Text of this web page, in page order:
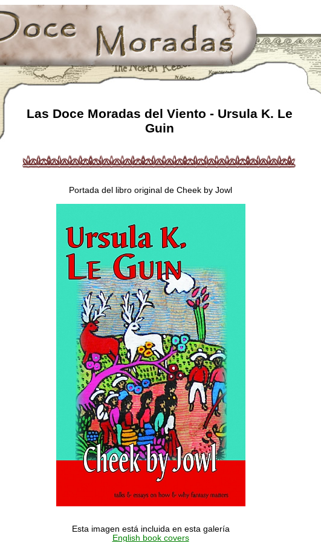
Las Doce Moradas del Viento - Ursula K. Le
Guin
Portada del libro original de Cheek by Jowl
Esta imagen está incluida en esta galería
English book covers